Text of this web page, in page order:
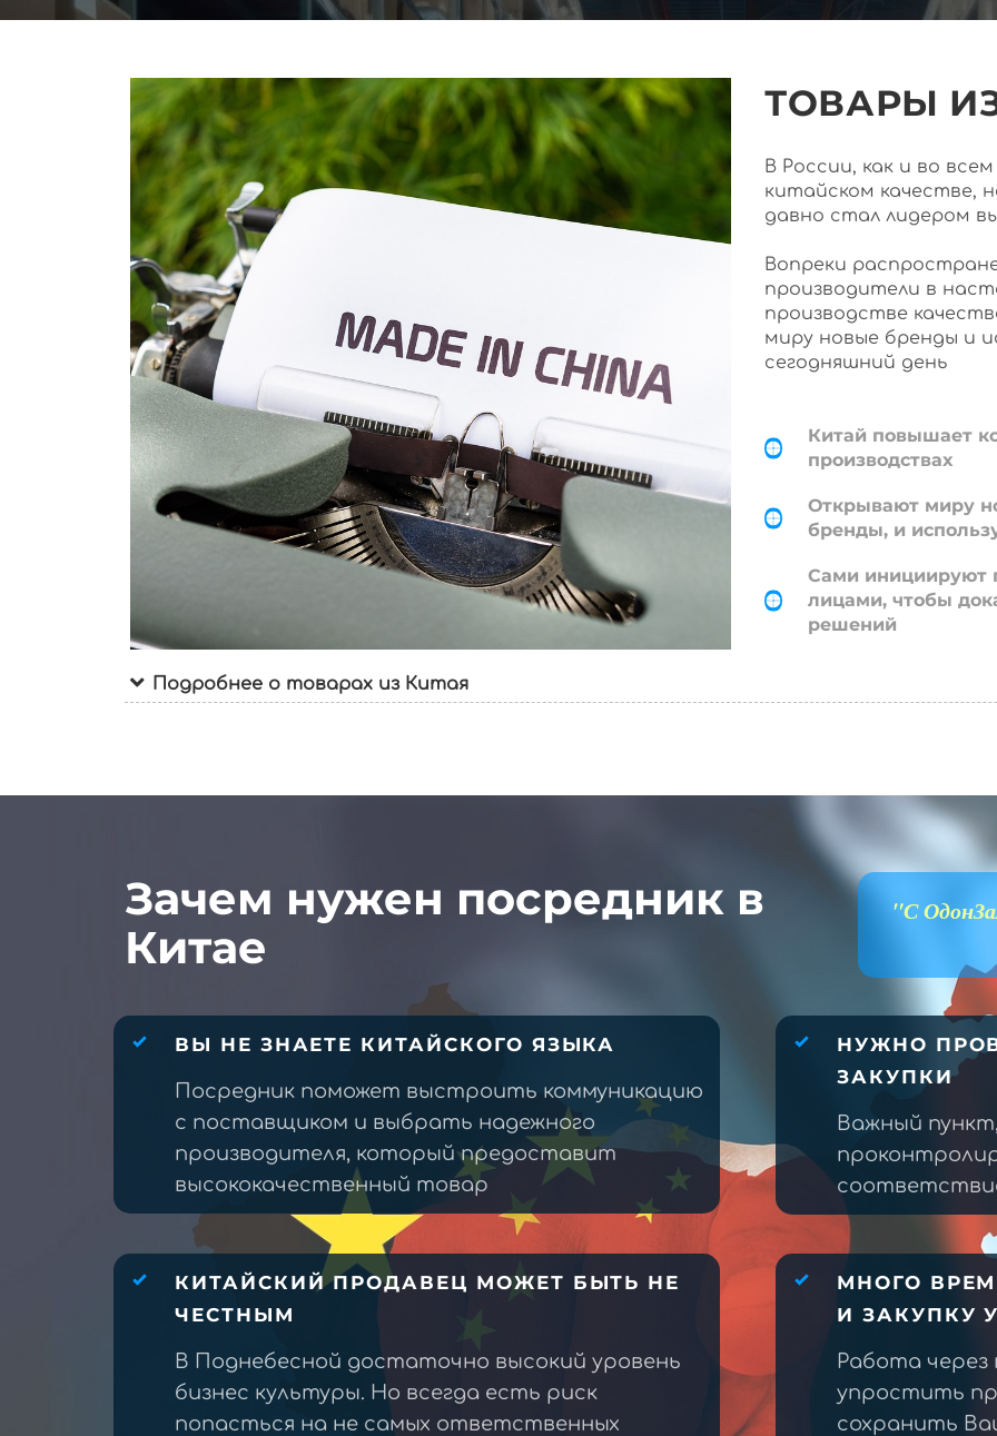
ТОВАРЫ
В России, как и во
китайском качестве,
давно стал лидером
Вопреки
производители в
производстве
миру новые бренды и
сегодняшний день
Китай повышает
производствах
Открывают миру
бренды, и
Сами инициируют
лицами, чтобы
решений
Подробнее о товарах из Китая
Зачем нужен посредник в
Китае
"С
ВЫ НЕ ЗНАЕТЕ КИТАЙСКОГО ЯЗЫКА
Посредник поможет выстроить коммуникацию
с поставщиком и выбрать надежного
производителя, который предоставит
высококачественный товар
НУЖНО
ЗАКУПКИ
Важный
КИТАЙСКИЙ ПРОДАВЕЦ МОЖЕТ БЫТЬ НЕ
ЧЕСТНЫМ
В Поднебесной достаточно высокий уровень
бизнес культуры. Но всегда есть риск
попасться на не самых ответственных
МНОГО
И ЗАКУПКУ
Работа
упростить
сохранить